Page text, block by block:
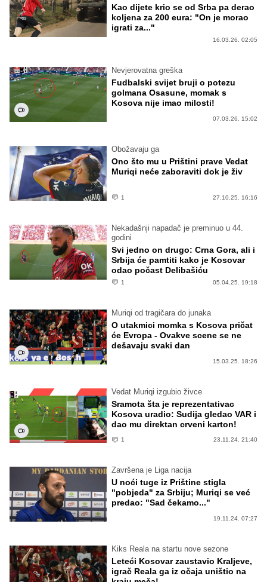
Kao dijete krio se od Srba pa derao
koljena za 200 eura: "On je morao
igrati za..."
16.03.26. 02:05
Nevjerovatna greška
Fudbalski svijet bruji o potezu
golmana Osasune, momak s
Kosova nije imao milosti!
07.03.26. 15:02
Obožavaju ga
Ono što mu u Prištini prave Vedat
Muriqi neće zaboraviti dok je živ
1 27.10.25. 16:16
Nekadašnji napadač je preminuo u 44.
godini
Svi jedno on drugo: Crna Gora, ali i
Srbija će pamtiti kako je Kosovar
odao počast Delibašiću
1 05.04.25. 19:18
Muriqi od tragičara do junaka
O utakmici momka s Kosova pričat
će Evropa - Ovakve scene se ne
dešavaju svaki dan
15.03.25. 18:26
Vedat Muriqi izgubio živce
Sramota šta je reprezentativac
Kosova uradio: Sudija gledao VAR i
dao mu direktan crveni karton!
1 23.11.24. 21:40
Završena je Liga nacija
U noći tuge iz Prištine stigla
"pobjeda" za Srbiju; Muriqi se već
predao: "Sad čekamo..."
19.11.24. 07:27
Kiks Reala na startu nove sezone
Leteći Kosovar zaustavio Kraljeve,
igrač Reala ga iz očaja uništio na